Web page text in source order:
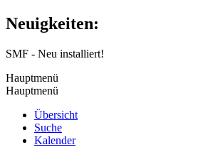
Neuigkeiten:
SMF - Neu installiert!
Hauptmenü
Hauptmenü
Übersicht
Suche
Kalender